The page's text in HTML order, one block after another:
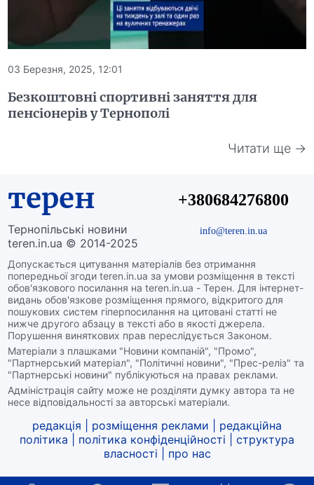
03 Березня, 2025, 12:01
Безкоштовні спортивні заняття для
пенсіонерів у Тернополі
Читати ще →
терен
Тернопільські новини
teren.in.ua © 2014-2025
Допускається цитування матеріалів без отримання
попередньої згоди teren.in.ua за умови розміщення в тексті
обов'язкового посилання на teren.in.ua - Терен. Для інтернет-
видань обов'язкове розміщення прямого, відкритого для
пошукових систем гіперпосилання на цитовані статті не
нижче другого абзацу в тексті або в якості джерела.
Порушення виняткових прав переслідується Законом.
Матеріали з плашками "Новини компаній", "Промо",
"Партнерський матеріал", "Політичні новини", "Прес-реліз" та
"Партнерські новини" публікуються на правах реклами.
Адміністрація сайту може не розділяти думку автора та не
несе відповідальності за авторські матеріали.
+380684276800
info@teren.in.ua
редакція розміщення реклами
редакційна
політика
політика конфіденційності
структура
власності
про нас